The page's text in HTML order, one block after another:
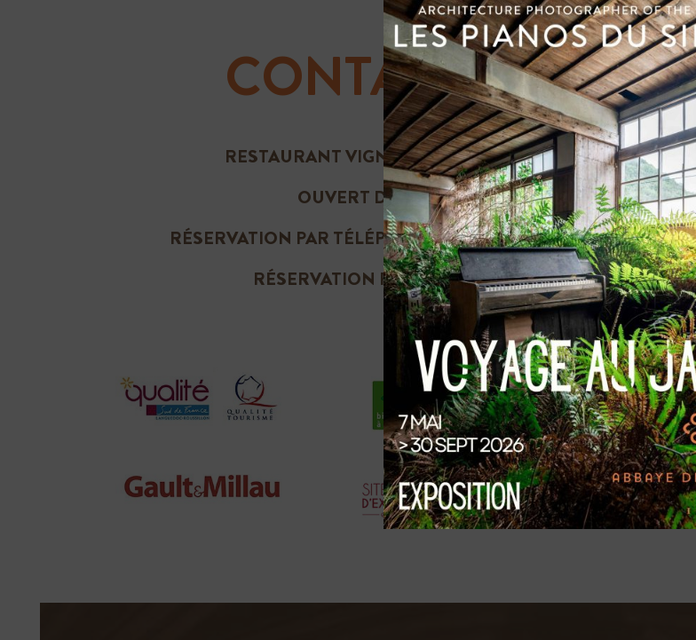
CONTACTEZ LE
RESTAURANT VIGNERON DE L’ABBAYE DE VALMAGNE,
OUVERT DU MARDI AU DIMANCHE, LES MIDIS
RÉSERVATION PAR TÉLÉPHONE AU 04.67.78.47.31 OU
RÉSERVATION POUR LES GROUPES, CONTACTEZ